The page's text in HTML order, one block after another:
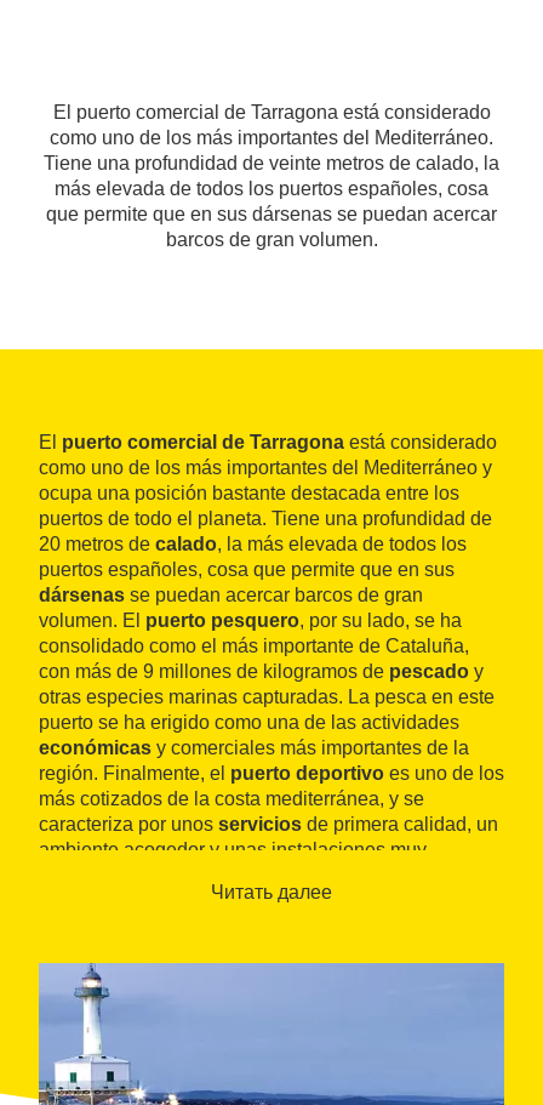
El puerto comercial de Tarragona está considerado
como uno de los más importantes del Mediterráneo.
Tiene una profundidad de veinte metros de calado, la
más elevada de todos los puertos españoles, cosa
que permite que en sus dársenas se puedan acercar
barcos de gran volumen.
El puerto comercial de Tarragona está considerado
como uno de los más importantes del Mediterráneo y
ocupa una posición bastante destacada entre los
puertos de todo el planeta. Tiene una profundidad de
20 metros de calado, la más elevada de todos los
puertos españoles, cosa que permite que en sus
dársenas se puedan acercar barcos de gran
volumen. El puerto pesquero, por su lado, se ha
consolidado como el más importante de Cataluña,
con más de 9 millones de kilogramos de pescado y
otras especies marinas capturadas. La pesca en este
puerto se ha erigido como una de las actividades
económicas y comerciales más importantes de la
región. Finalmente, el puerto deportivo es uno de los
más cotizados de la costa mediterránea, y se
caracteriza por unos servicios de primera calidad, un
ambiente acogedor y unas instalaciones muy
Читать далее